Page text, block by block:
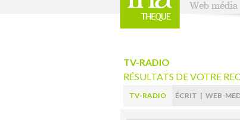
TV-RADIO
RÉSULTATS DE VOTRE
TV-RADIO ÉCRIT | WEB-